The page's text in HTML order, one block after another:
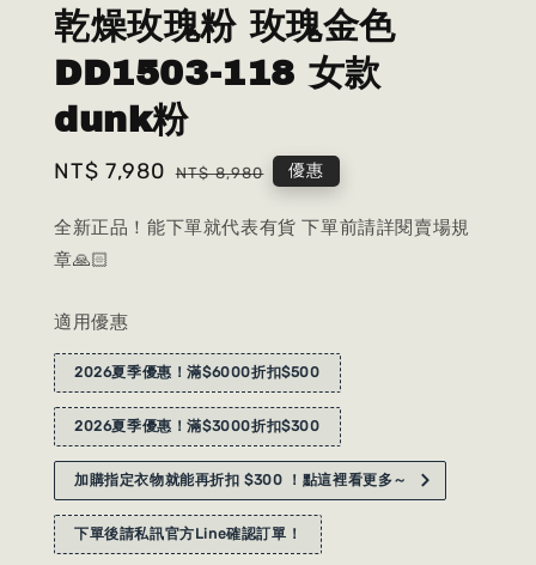
乾燥玫瑰粉 玫瑰金色
DD1503-118 女款
dunk粉
Sale
NT$ 7,980 Regular
NT$ 8,980 優惠
全新正品！能下單就代表有貨 下單前請詳閱賣場規
章🙏🏻
適用優惠
2026夏季優惠！滿$6000折扣$500
2026夏季優惠！滿$3000折扣$300
加購指定衣物就能再折扣 $300 ！點這裡看更多～
下單後請私訊官方Line確認訂單！